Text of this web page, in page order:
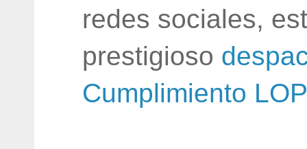
redes sociales,
prestigioso
Cumplimiento